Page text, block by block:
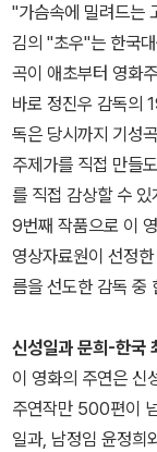
"가슴속에 밀려드는
김의 "초우"는 한국
곡이 애초부터 영화
바로 정진우 감독의
독은 당시까지 기성
주제가를 직접 만들
를 직접 감상할 수
9번째 작품으로 이
영상자료원이 선정
름을 선도한 감독 중
신성일과 문희-한국
이 영화의 주연은 신
주연작만 500편이
일과, 남정임 윤정희